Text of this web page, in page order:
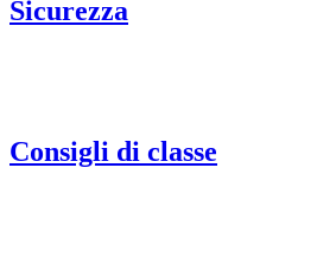
Sicurezza
Consigli di classe